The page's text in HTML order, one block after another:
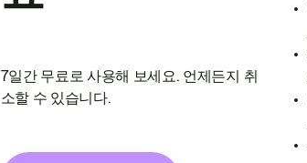
7일간 무료로 사용해 보세요. 언제든지 취
소할 수 있습니다.